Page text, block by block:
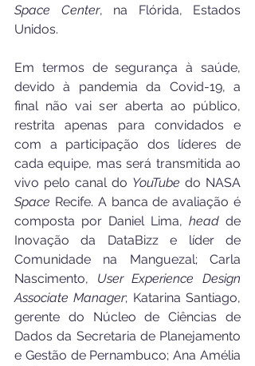
Space Center, na Flórida, Estados
Unidos.
Em termos de segurança à saúde,
devido à pandemia da Covid-19, a
final não vai ser aberta ao público,
restrita apenas para convidados e
com a participação dos líderes de
cada equipe, mas será transmitida ao
vivo pelo canal do YouTube
Space Recife. A banca de avaliação é
composta por Daniel Lima, head de
Inovação da DataBizz e líder de
Comunidade na Manguezal; Carla
Nascimento, User Experience Design
Associate Manager; Katarina Santiago,
gerente do Núcleo de Ciências de
Dados da Secretaria de Planejamento
e Gestão de Pernambuco; Ana Amélia